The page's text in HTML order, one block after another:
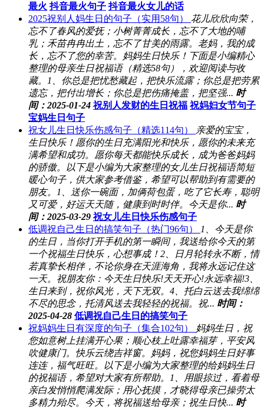
最火 抖音最火句子 抖音最火女儿的话
2025祝别人妈生日的句子（实用58句）
花儿欣欣向荣，
忘不了春风的爱抚；小树菁菁成长，忘不了大地的哺
乳；禾苗冉冉出土，忘不了甘美的雨露。老妈，我的成
长，忘不了您的幸苦。妈妈生日快乐！下面是小编精心
整理的母亲生日祝福语（精选58句），欢迎阅读与收
藏。1、你总是把忧愁藏起，把快乐流露；你总是把劳累
遗忘，把付出增长；你总是把伤痛掩盖，把坚强... 时
间：2025-01-24 祝别人发财的生日祝福 祝妈妇女节句子
宝妈生日句子
祝女儿生日快乐伤感句子（精选114句）
亲爱的宝宝，
生日快乐！愿你的生日充满阳光和快乐，愿你的未来充
满希望和成功。愿你每天都能快乐成长，成为爸爸妈妈
的骄傲。以下是小编为大家整理的女儿生日祝福语简短
暖心句子，供大家参考借鉴，希望可以帮助到有需要的
朋友。1、送你一碗面，加俩荷包蛋，吃了它长寿，聪明
又可爱，好运天天随，健康到时时伴。今天是你... 时
间：2025-03-29 祝女儿生日快乐伤感句子
低调祝自己生日的搞笑句子（热门96句）
1、今天是你
的生日，当你打开手机的第一瞬间，我送给你今天的第
一个祝福生日快乐，心想事成！2、日月轮转永不断，情
若真挚长相伴，不论你身在天涯海角，我将永远记住这
一天。祝朋友你：今天生日快乐!天天开心!永远幸福!3、
生日来到，祝你风光，天下无双。4、托白云送去我绵绵
不尽的思念，托清风送去我轻轻的祝福。祝... 时间：
2025-04-28 低调祝自己生日的搞笑句子
祝妈妈生日有深度的句子（集合102句）
妈妈生日，祝
您如意树上挂满开心果；顺心枝上吐露幸福芽，平安风
吹健康门。快乐云绕吉祥窗。妈妈，祝您妈妈生日好事
连连，福气旺旺。以下是小编为大家整理的给妈妈生日
的祝福语，希望对大家有所帮助。1、用眼掠过，看着母
亲白发悄悄爬满发际；用心抚摸，才晓得母亲已操劳太
多精力殆尽。今天，将祝福送给母亲；祝生日快... 时